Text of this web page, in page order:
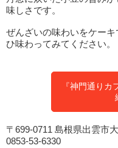
味しさです。
ぜんざいの味わいをケー
ひ味わってみてください。
『神門通り
〒699-0711 島根県出雲市
0853-53-6330